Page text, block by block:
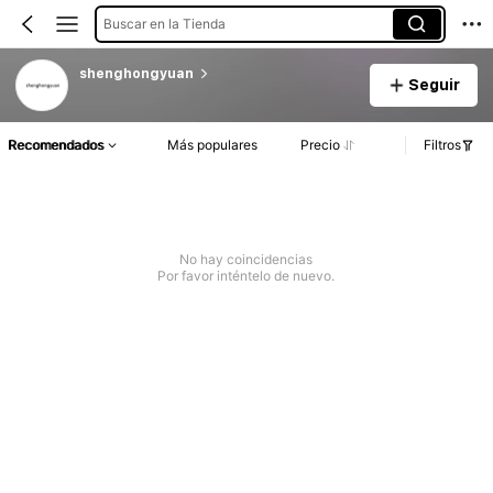
Buscar en la Tienda
shenghongyuan
Seguir
Recomendados Más populares Precio Filtros
No hay coincidencias
Por favor inténtelo de nuevo.